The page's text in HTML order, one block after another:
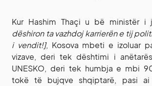
Kur Hashim Thaçi u bë ministër i
dëshiron ta vazhdoj karrierën e tij
i vendit!], Kosova mbeti e izoluar
vizave, deri tek dështimi i
UNESKO, deri tek humbja e mbi
tokë të bujqve shqiptarë, pasi ai